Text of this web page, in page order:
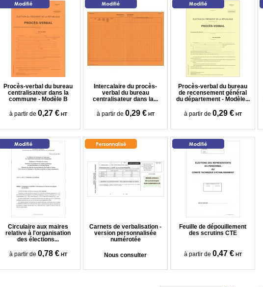
Procès-verbal du bureau
centralisateur dans la
commune - Modèle B
à partir de 0,27 € HT
Intercalaire du procès-
verbal du bureau
centralisateur dans la...
à partir de 0,29 € HT
Procès-verbal du bureau
de recensement général
du département - Modèle...
à partir de 0,29 € HT
Circulaire aux maires
relative à l'organisation
des élections...
à partir de 0,78 € HT
Carnets de verbalisation -
version personnalisée
numérotée
Nous consulter
Feuille de dépouillement
des scrutins CTE
à partir de 0,47 € HT